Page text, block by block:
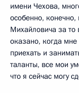
имени Чехова,
особенно, конечно,
Михайловича за
оказано, когда
приехать и
таланты, все мои
что я сейчас могу